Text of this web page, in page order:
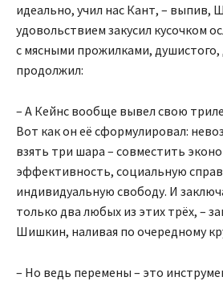
идеально, учил нас Кант, – выпив,
удовольствием закусил кусочком
с мясными прожилками, душистого,
продолжил:
– А Кейнс вообще вывел свою
Вот как он её сформулировал:
взять три шара – совместить
эффективность, социальную
индивидуальную свободу. И
только два любых из этих трёх, –
Шишкин, наливая по очередному
– Но ведь перемены – это